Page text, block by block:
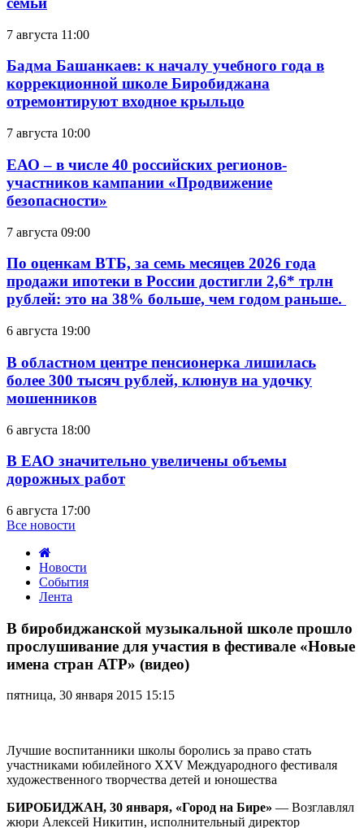
7 августа 11:00
Бадма Башанкаев: к началу учебного года в
коррекционной школе Биробиджана
отремонтируют входное крыльцо
7 августа 10:00
ЕАО – в числе 40 российских регионов-
участников кампании «Продвижение
безопасности»
7 августа 09:00
По оценкам ВТБ, за семь месяцев 2026 года
продажи ипотеки в России достигли 2,6* трлн
рублей: это на 38% больше, чем годом раньше.
6 августа 19:00
В областном центре пенсионерка лишилась
более 300 тысяч рублей, клюнув на удочку
мошенников
6 августа 18:00
В ЕАО значительно увеличены объемы
дорожных работ
6 августа 17:00
Все новости
Новости
События
Лента
биробиджанской
музыкальной
школе
прошло
для
«Новые
имена
стран
АТР»
(видео)
В биробиджанской музыкальной школе прошло
прослушивание для участия в фестивале «Новые
имена стран АТР» (видео)
пятница, 30 января 2015 15:15
Лучшие воспитанники школы боролись за право стать
участниками юбилейного XXV Междуародного фестиваля
художественного творчества детей и юношества
БИРОБИДЖАН, 30 января, «Город на Бире» — Возглавлял
жюри Алексей Никитин, исполнительный директор